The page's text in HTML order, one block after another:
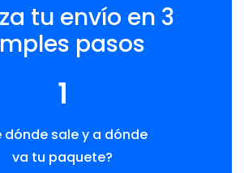
tu envío en 3
pasos
1
dónde sale y a dónde
va tu paquete?